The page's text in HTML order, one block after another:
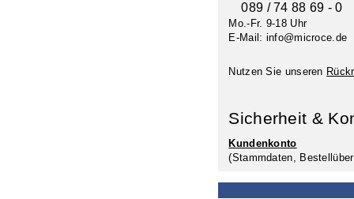
089 / 74 88 69 - 0
Mo.-Fr. 9-18 Uhr
E-Mail: info@microce.de
Nutzen Sie unseren
Sicherheit &
Kundenkonto
(Stammdaten,